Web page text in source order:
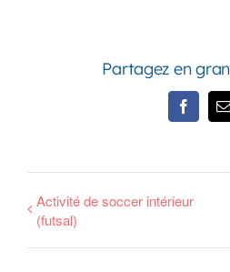
Partagez en
Activité de soccer intérieur
(futsal)